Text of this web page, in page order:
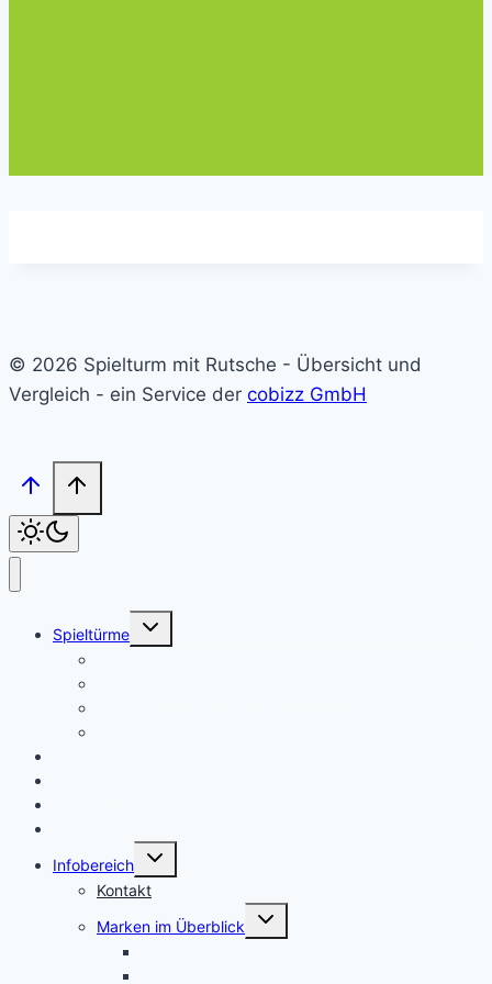
© 2026 Spielturm mit Rutsche - Übersicht und
Vergleich - ein Service der cobizz GmbH
Spieltürme
Untermenü
Infobereich
Untermenü
Kontakt
Marken im Überblick
Untermenü